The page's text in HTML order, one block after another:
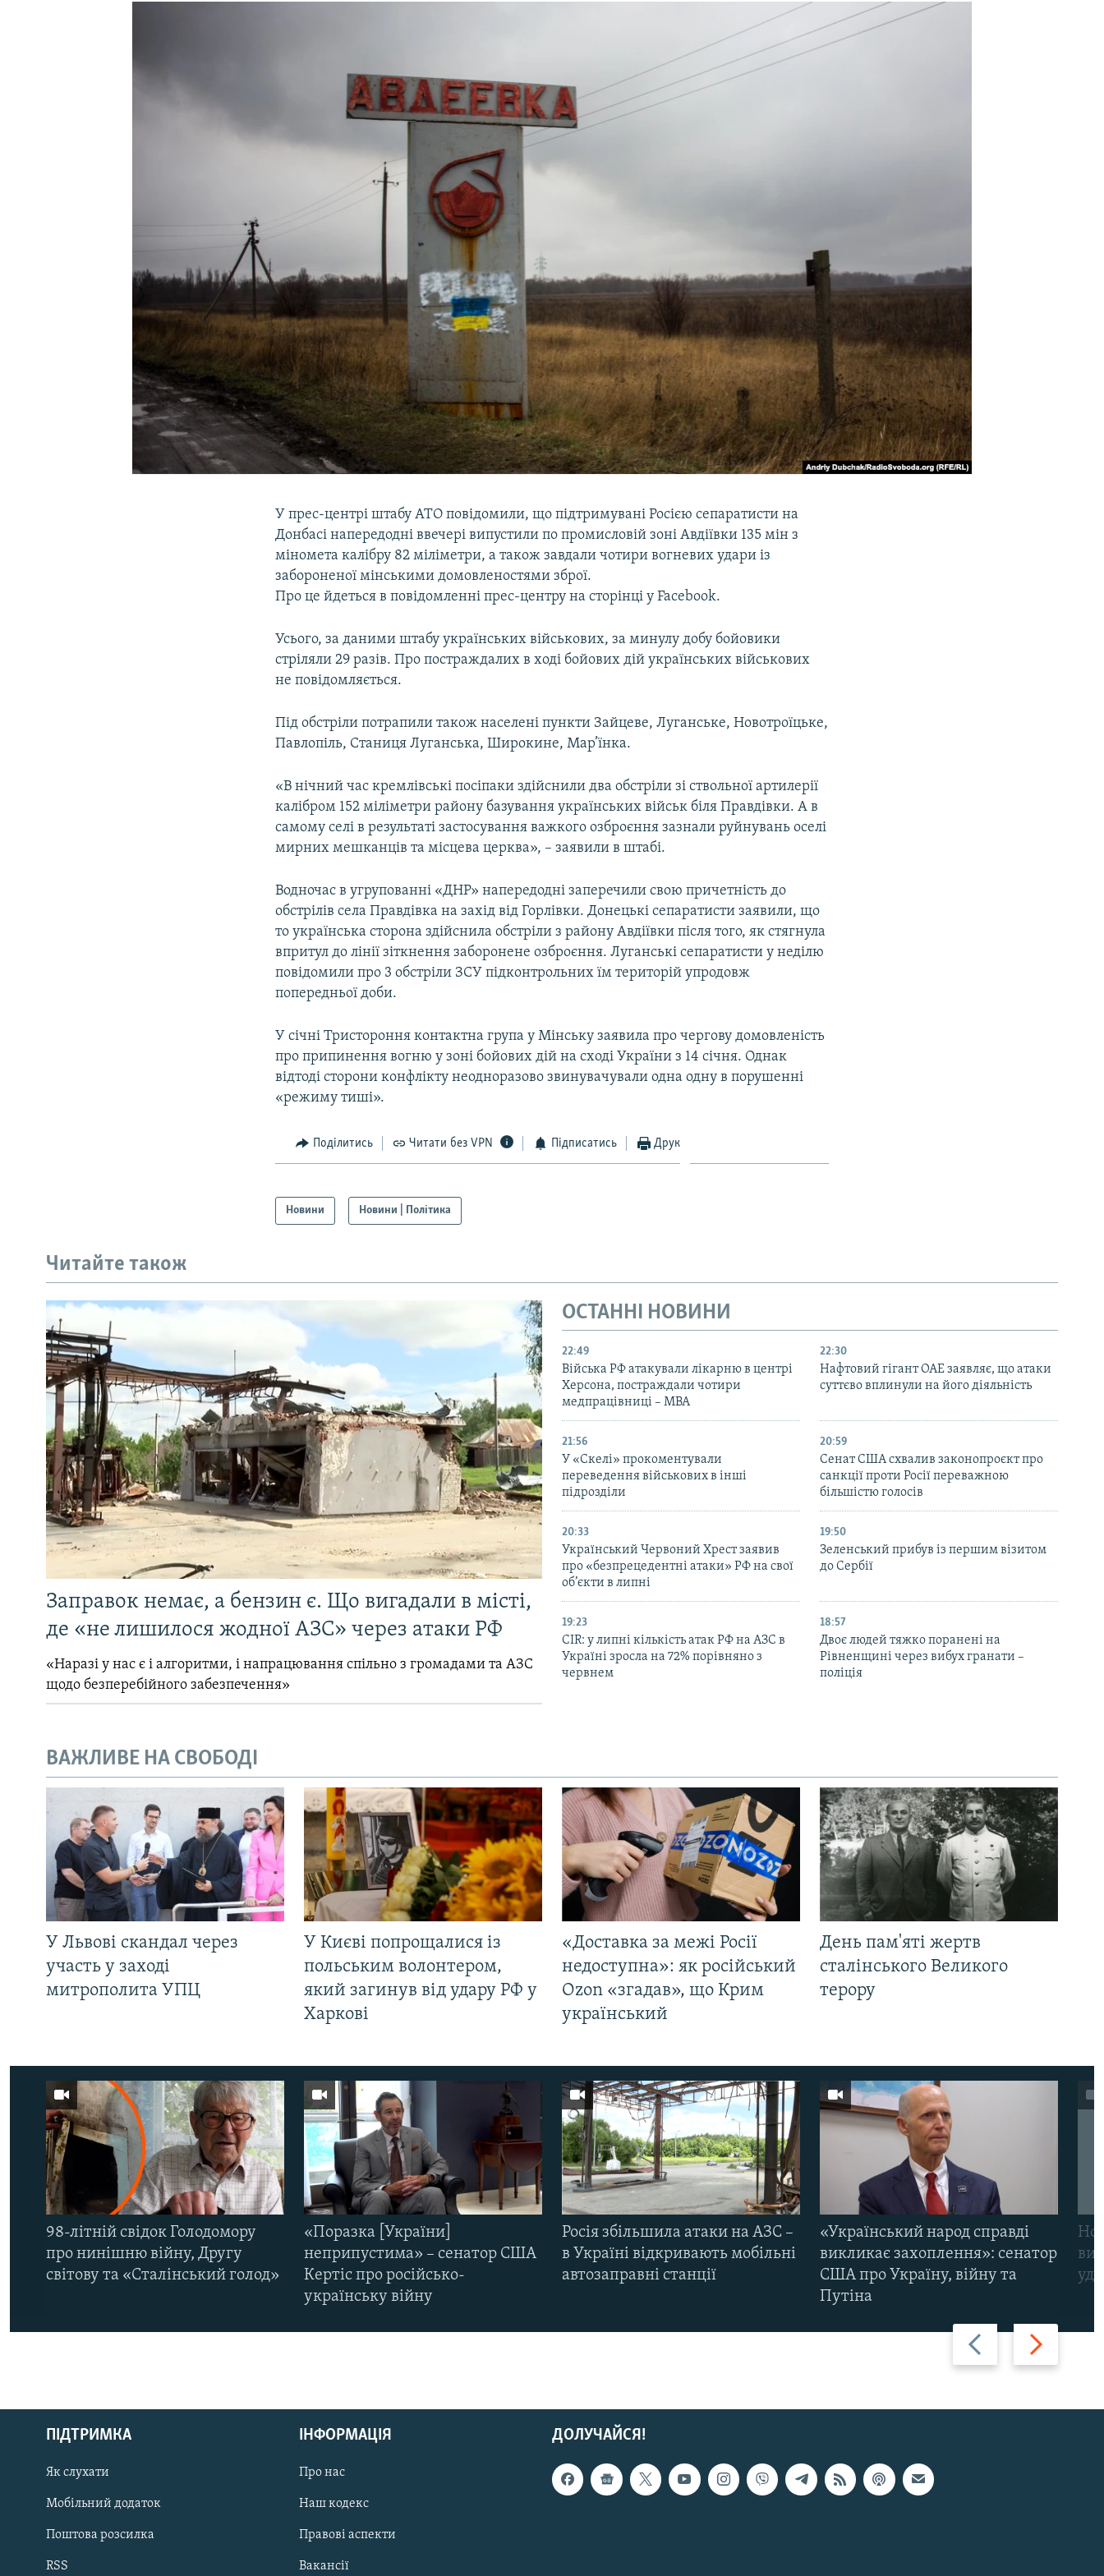
РУС
ДОЛУЧАЙСЯ!
У прес-центрі штабу АТО повідомили, що підтримувані Росією сепаратисти на
Донбасі напередодні ввечері випустили по промисловій зоні Авдіївки 135 мін з
міномета калібру 82 міліметри, а також завдали чотири вогневих удари із
забороненої мінськими домовленостями зброї.
Про це йдеться в повідомленні прес-центру на сторінці у Facebook.
Усього, за даними штабу українських військових, за минулу добу бойовики
стріляли 29 разів. Про постраждалих в ході бойових дій українських військових
не повідомляється.
Під обстріли потрапили також населені пункти Зайцеве, Луганське, Новотроїцьке,
Павлопіль, Станиця Луганська, Широкине, Мар’їнка.
«В нічний час кремлівські посіпаки здійснили два обстріли зі ствольної артилерії
калібром 152 міліметри району базування українських військ біля Правдівки. А в
самому селі в результаті застосування важкого озброєння зазнали руйнувань оселі
мирних мешканців та місцева церква», – заявили в штабі.
Водночас в угрупованні «ДНР» напередодні заперечили свою причетність до
обстрілів села Правдівка на захід від Горлівки. Донецькі сепаратисти заявили, що
то українська сторона здійснила обстріли з району Авдіївки після того, як стягнула
впритул до лінії зіткнення заборонене озброєння. Луганські сепаратисти у неділю
повідомили про 3 обстріли ЗСУ підконтрольних їм територій упродовж
попередньої доби.
У січні Тристороння контактна група у Мінську заявила про чергову домовленість
про припинення вогню у зоні бойових дій на сході України з 14 січня. Однак
відтоді сторони конфлікту неодноразово звинувачували одна одну в порушенні
«режиму тиші».
Поділитись Читати без VPN Підписатись Друк
Новини Новини | Політика
Читайте також
Заправок немає, а бензин є. Що вигадали в місті,
де «не лишилося жодної АЗС» через атаки РФ
«Наразі у нас є і алгоритми, і напрацювання спільно з громадами та АЗС
щодо безперебійного забезпечення»
ОСТАННІ НОВИНИ
22:49
Війська РФ атакували лікарню в центрі
Херсона, постраждали чотири
медпрацівниці – МВА
22:30
Нафтовий гігант ОАЕ заявляє, що атаки
суттєво вплинули на його діяльність
21:56
У «Скелі» прокоментували
переведення військових в інші
підрозділи
20:59
Cенат США схвалив законопроєкт про
санкції проти Росії переважною
більшістю голосів
20:33
Український Червоний Хрест заявив
про «безпрецедентні атаки» РФ на свої
об’єкти в липні
19:50
Зеленський прибув із першим візитом
до Сербії
19:23
CIR: у липні кількість атак РФ на АЗС в
Україні зросла на 72% порівняно з
червнем
18:57
Двоє людей тяжко поранені на
Рівненщині через вибух гранати –
поліція
ВАЖЛИВЕ НА СВОБОДІ
У Львові скандал через
участь у заході
митрополита УПЦ
У Києві попрощалися із
польським волонтером,
який загинув від удару РФ у
Харкові
«Доставка за межі Росії
недоступна»: як російський
Ozon «згадав», що Крим
український
День пам'яті жертв
сталінського Великого
терору
Назад Вперед
98-літній свідок Голодомору
про нинішню війну, Другу
світову та «Сталінський голод»
«Поразка [України]
неприпустима» – сенатор США
Кертіс про російсько-
українську війну
Росія збільшила атаки на АЗС –
в Україні відкривають мобільні
автозаправні станції
«Український народ справді
викликає захоплення»: сенатор
США про Україну, війну та
Путіна
ДОЛУЧАЙСЯ!
ПІДТРИМКА
Як слухати
Мобільний додаток
Поштова розсилка
RSS
ІНФОРМАЦІЯ
Про нас
Наш кодекс
Правові аспекти
Вакансії